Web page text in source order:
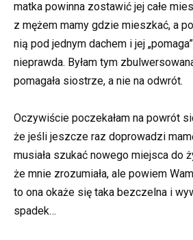
matka powinna zostawić jej całe
z mężem mamy gdzie mieszkać, a
nią pod jednym dachem i jej
nieprawda. Byłam tym
pomagała siostrze, a nie na odwrót.
Oczywiście poczekałam na powrót
że jeśli jeszcze raz doprowadzi
musiała szukać nowego miejsca do
że mnie zrozumiała, ale powiem
to ona okaże się taka bezczelna i
spadek…